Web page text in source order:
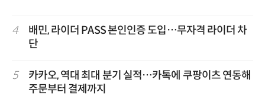
4
배민, 라이더 PASS 본인인증 도입…무자격 라이더 차
단
5
카카오, 역대 최대 분기 실적…카톡에 쿠팡이츠 연동해
주문부터 결제까지